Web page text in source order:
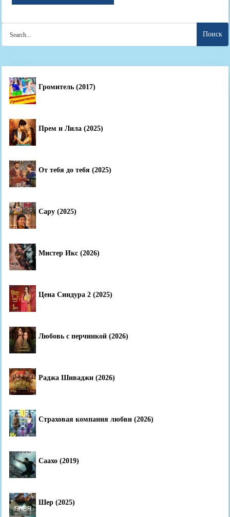
for:
Громитель (2017)
Прем и Лила (2025)
От тебя до тебя (2025)
Сару (2025)
Мистер Икс (2026)
Цена Синдура 2 (2025)
Любовь с перчинкой (2026)
Раджа Шиваджи (2026)
Страховая компания любви (2026)
Саахо (2019)
Шер (2025)